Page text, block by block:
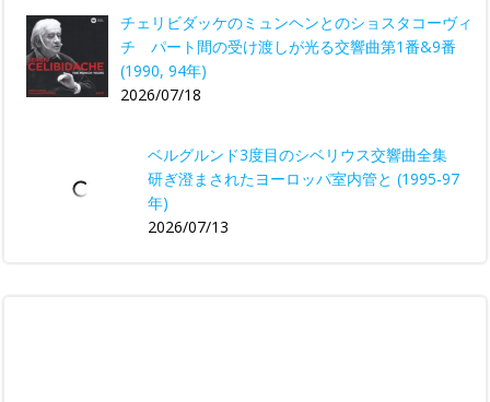
チェリビダッケのミュンヘンとのショスタコーヴィ
チ パート間の受け渡しが光る交響曲第1番&9番
(1990, 94年)
2026/07/18
ベルグルンド3度目のシベリウス交響曲全集
研ぎ澄まされたヨーロッパ室内管と (1995-97
年)
2026/07/13